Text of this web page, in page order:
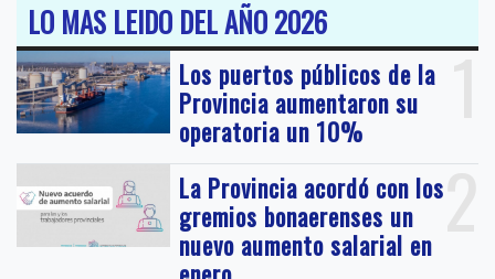
LO MAS LEIDO DEL AÑO 2026
1
Los puertos públicos de la
Provincia aumentaron su
operatoria un 10%
2
La Provincia acordó con los
gremios bonaerenses un
nuevo aumento salarial en